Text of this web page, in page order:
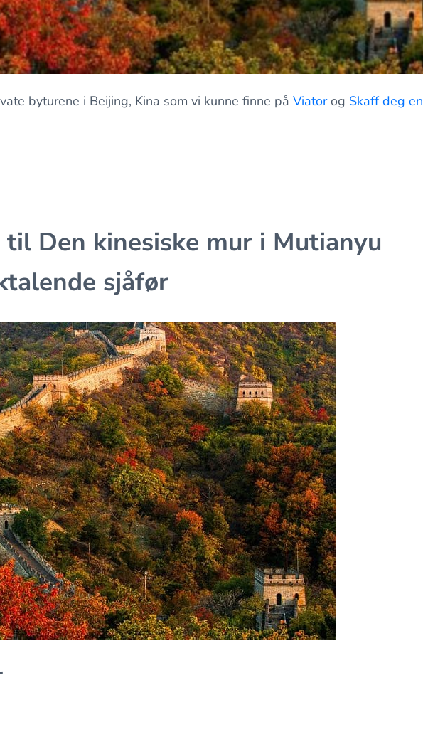
byturene i Beijing, Kina som vi kunne finne på Viatorog Skaff deg en
Den kinesiske mur i Mutianyu
sjåfør